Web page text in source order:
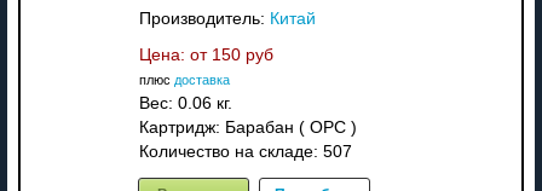
Производитель: Китай
Цена: от 150 руб
плюс доставка
Вес: 0.06 кг.
Картридж: Барабан ( OPC )
Количество на складе: 507